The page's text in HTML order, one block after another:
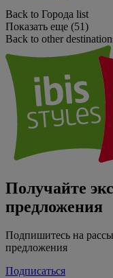
Back to Города list
Показать еще (51)
Back to other
Получайте
предложения
Подпишитесь на
предложения
Подписаться